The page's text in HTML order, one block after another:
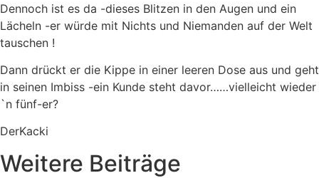
Dennoch ist es da -dieses Blitzen in den Augen und ein
Lächeln -er würde mit Nichts und Niemanden auf der Welt
tauschen !
Dann drückt er die Kippe in einer leeren Dose aus und geht
in seinen Imbiss -ein Kunde steht davor……vielleicht wieder
`n fünf-er?
DerKacki
Weitere Beiträge